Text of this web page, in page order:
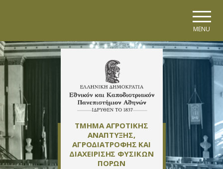
MENU
ΤΜΗΜΑ ΑΓΡΟΤΙΚΗΣ
ΑΝΑΠΤΥΞΗΣ,
ΑΓΡΟΔΙΑΤΡΟΦΗΣ ΚΑΙ
ΔΙΑΧΕΙΡΙΣΗΣ ΦΥΣΙΚΩΝ
ΠΟΡΩΝ